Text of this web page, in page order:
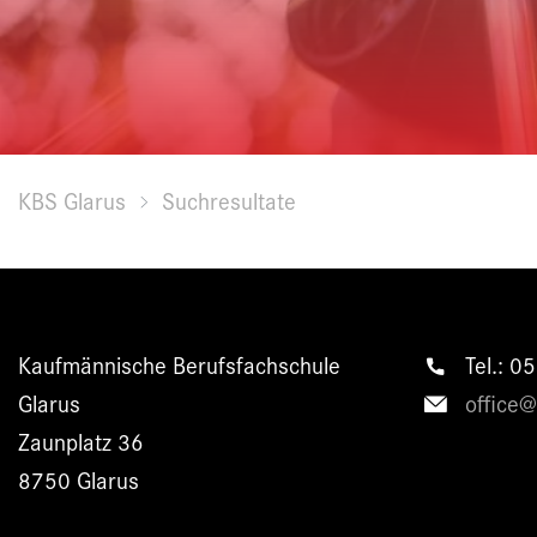
KBS Glarus Suchresultate
Kaufmännische Berufsfachschule
Glarus
Zaunplatz 36
8750 Glarus
Tel.: